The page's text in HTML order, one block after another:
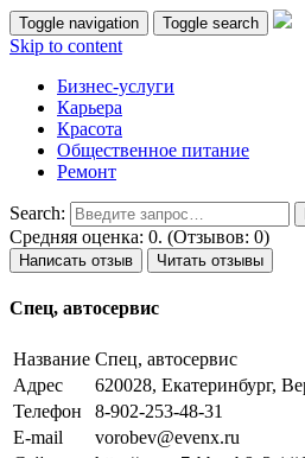
Toggle navigation Toggle search
Skip to content
Бизнес-услуги
Карьера
Красота
Общественное питание
Ремонт
Search:
Средняя оценка: 0. (Отзывов: 0)
Написать отзыв Читать отзывы
Спец, автосервис
Название Спец, автосервис
Адрес
620028, Екатеринбург,
Телефон
8-902-253-48-31
E-mail
vorobev@evenx.ru